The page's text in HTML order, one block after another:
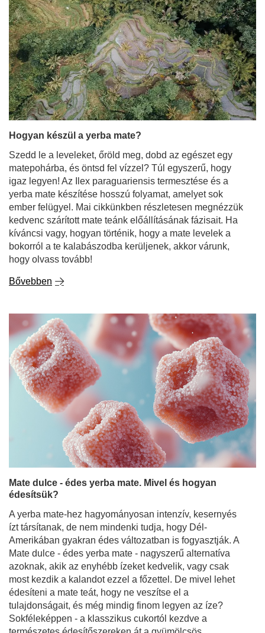
Hogyan készül a yerba mate?
Szedd le a leveleket, őröld meg, dobd az egészet egy
matepohárba, és öntsd fel vízzel? Túl egyszerű, hogy
yerba mate készítése hosszú folyamat, amelyet sok
ember felügyel. Mai cikkünkben részletesen megnézzük
kedvenc szárított mate teánk előállításának fázisait. Ha
kíváncsi vagy, hogyan történik, hogy a mate levelek a
bokorról a te kalabászodba kerüljenek, akkor várunk,
hogy olvass tovább!
Bővebben
Mate dulce - édes yerba mate. Mivel és hogyan
A yerba mate-hez hagyományosan intenzív, kesernyés
ízt társítanak, de nem mindenki tudja, hogy Dél-
Amerikában gyakran édes változatban is fogyasztják. A
Mate dulce - édes yerba mate - nagyszerű alternatíva
azoknak, akik az enyhébb ízeket kedvelik, vagy csak
most kezdik a kalandot ezzel a főzettel. De mivel lehet
édesíteni a mate teát, hogy ne veszítse el a
tulajdonságait, és még mindig finom legyen az íze?
Sokféleképpen - a klasszikus cukortól kezdve a
természetes édesítőszereken át a gyümölcsös
adalékanyagokig. Ebben a cikkben végigvezetünk azon,
hogyan édesítsd a yerba matét a legegyszerűbb - és
legegészségesebb - módon!